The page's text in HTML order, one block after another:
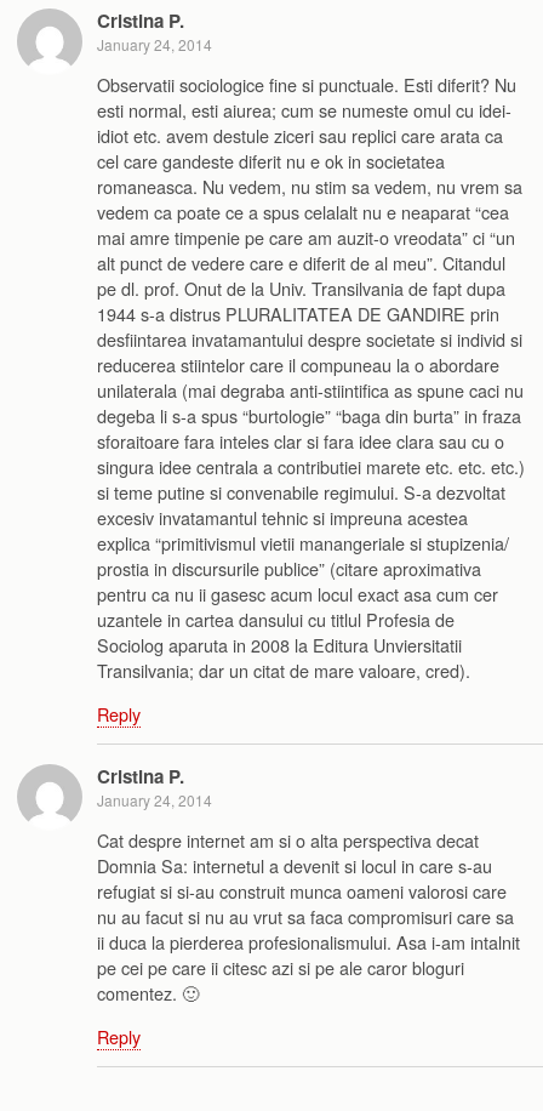
Cristina P.
January 24, 2014
Observatii sociologice fine si punctuale. Esti diferit? Nu
esti normal, esti aiurea; cum se numeste omul cu idei-
idiot etc. avem destule ziceri sau replici care arata ca
cel care gandeste diferit nu e ok in societatea
romaneasca. Nu vedem, nu stim sa vedem, nu vrem sa
vedem ca poate ce a spus celalalt nu e neaparat “cea
mai amre timpenie pe care am auzit-o vreodata” ci “un
alt punct de vedere care e diferit de al meu”. Citandul
pe dl. prof. Onut de la Univ. Transilvania de fapt dupa
1944 s-a distrus PLURALITATEA DE GANDIRE prin
desfiintarea invatamantului despre societate si individ si
reducerea stiintelor care il compuneau la o abordare
unilaterala (mai degraba anti-stiintifica as spune caci nu
degeba li s-a spus “burtologie” “baga din burta” in fraza
sforaitoare fara inteles clar si fara idee clara sau cu o
singura idee centrala a contributiei marete etc. etc. etc.)
si teme putine si convenabile regimului. S-a dezvoltat
excesiv invatamantul tehnic si impreuna acestea
explica “primitivismul vietii manangeriale si stupizenia/
prostia in discursurile publice” (citare aproximativa
pentru ca nu ii gasesc acum locul exact asa cum cer
uzantele in cartea dansului cu titlul Profesia de
Sociolog aparuta in 2008 la Editura Unviersitatii
Transilvania; dar un citat de mare valoare, cred).
Reply
Cristina P.
January 24, 2014
Cat despre internet am si o alta perspectiva decat
Domnia Sa: internetul a devenit si locul in care s-au
refugiat si si-au construit munca oameni valorosi care
nu au facut si nu au vrut sa faca compromisuri care sa
ii duca la pierderea profesionalismului. Asa i-am intalnit
pe cei pe care ii citesc azi si pe ale caror bloguri
comentez. 🙂
Reply